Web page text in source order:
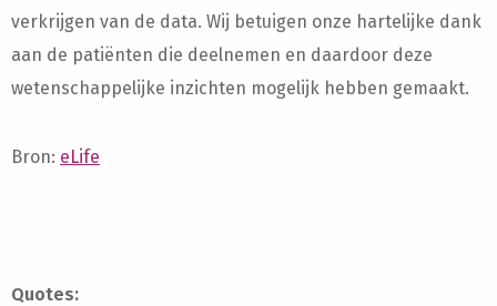
verkrijgen van de data. Wij betuigen onze hartelijke dank
aan de patiënten die deelnemen en daardoor deze
wetenschappelijke inzichten mogelijk hebben gemaakt.
Bron: eLife
Quotes: